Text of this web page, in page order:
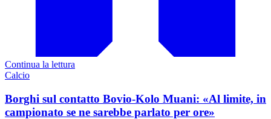
Continua la lettura
Calcio
Borghi sul contatto Bovio-Kolo Muani: «Al limite, in
campionato se ne sarebbe parlato per ore»